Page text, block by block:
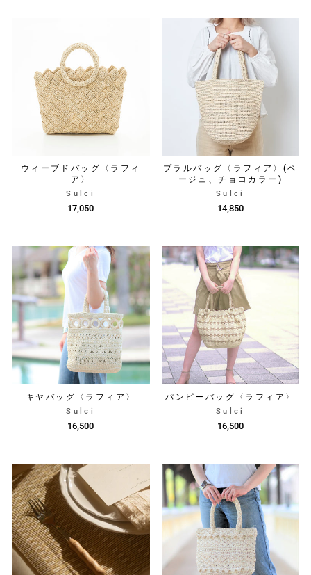
ウィーブドバッグ〈ラフィ
ア〉
Sulci
17,050
プラルバッグ〈ラフィア〉(ベ
ージュ、チョコカラー)
Sulci
14,850
キヤバッグ〈ラフィア〉
Sulci
16,500
パンピーバッグ〈ラフィア〉
Sulci
16,500